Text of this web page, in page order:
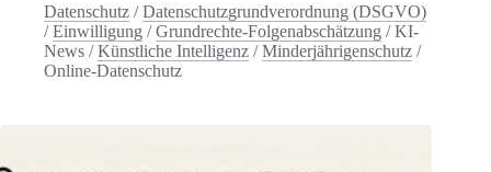
Datenschutz /Datenschutzgrundverordnung (DSGVO)
/Einwilligung /Grundrechte-Folgenabschätzung /KI-
News /Künstliche Intelligenz /Minderjährigenschutz /
Online-Datenschutz